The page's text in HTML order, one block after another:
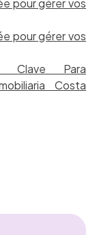
pour gérer vos
pour gérer vos
Clave Para
Costa